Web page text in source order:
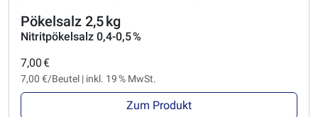
Pökelsalz 2,5 kg
Nitritpökelsalz 0,4-0,5 %
7,00 €
7,00 €/Beutel | inkl. 19 % MwSt.
Zum Produkt